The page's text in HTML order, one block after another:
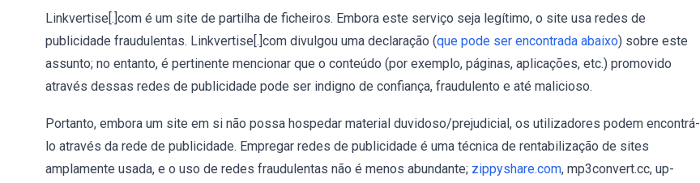
Linkvertise[.]com é um site de partilha de ficheiros. Embora este serviço seja legítimo, o site usa redes de
publicidade fraudulentas. Linkvertise[.]com divulgou uma declaração (que pode ser encontrada abaixo) sobre este
assunto; no entanto, é pertinente mencionar que o conteúdo (por exemplo, páginas, aplicações, etc.) promovido
através dessas redes de publicidade pode ser indigno de confiança, fraudulento e até malicioso.
Portanto, embora um site em si não possa hospedar material duvidoso/prejudicial, os utilizadores podem encontrá-
lo através da rede de publicidade. Empregar redes de publicidade é uma técnica de rentabilização de sites
amplamente usada, e o uso de redes fraudulentas não é menos abundante; zippyshare.com, mp3convert.cc, up-